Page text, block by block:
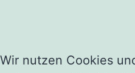
Wir nutzen Cookies